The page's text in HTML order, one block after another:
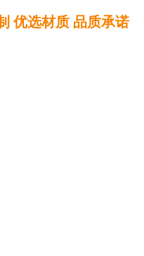
优选材质 品质承诺